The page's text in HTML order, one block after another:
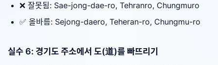
❌ 잘못됨: Sae-jong-dae-ro, Tehranro, Chungmuro
✅ 올바름: Sejong-daero, Teheran-ro, Chungmu-ro
실수 6: 경기도 주소에서 도(道)를 빠뜨리기